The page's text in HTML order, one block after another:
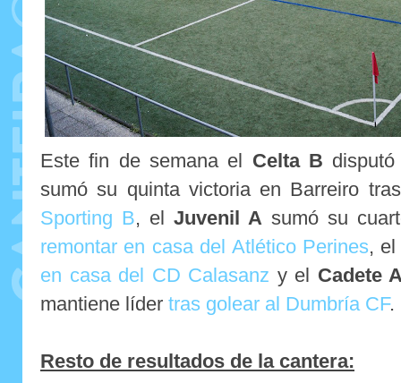
Este fin de semana el Celta B
sumó su quinta victoria en Barreiro
Sporting B, el Juvenil A sumó su
remontar en casa del Atlético Perines,
en casa del CD Calasanz y el Cadete
mantiene líder tras golear al Dumbría CF.
Resto de resultados de la cantera: